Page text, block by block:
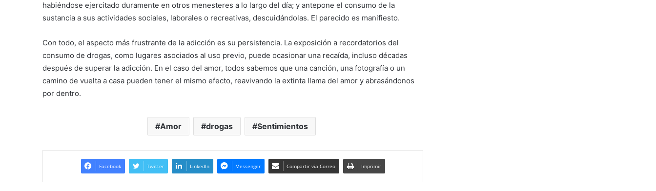
habiéndose ejercitado duramente en otros menesteres a lo largo del día; y antepone el consumo de la
sustancia a sus actividades sociales, laborales o recreativas, descuidándolas. El parecido es manifiesto.
Con todo, el aspecto más frustrante de la adicción es su persistencia. La exposición a recordatorios del
consumo de drogas, como lugares asociados al uso previo, puede ocasionar una recaída, incluso décadas
después de superar la adicción. En el caso del amor, todos sabemos que una canción, una fotografía o un
camino de vuelta a casa pueden tener el mismo efecto, reavivando la extinta llama del amor y abrasándonos
por dentro.
Amor drogas Sentimientos
Facebook Twitter LinkedIn Messenger Compartir via Correo Imprimir